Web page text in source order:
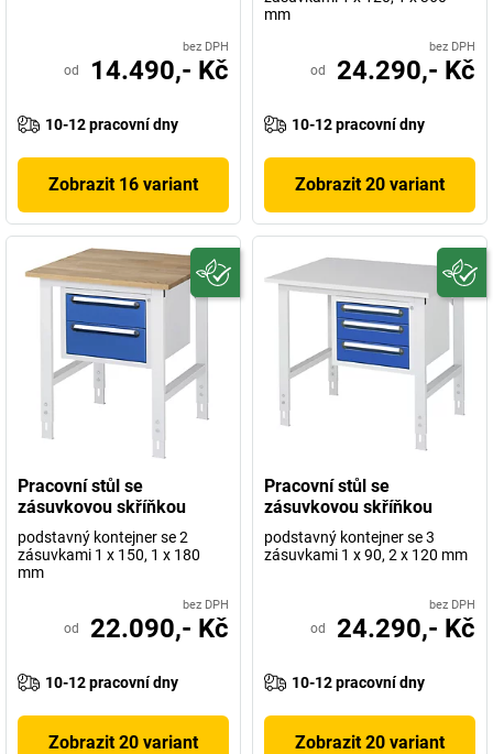
bez DPH
od 14.490,- Kč
10-12 pracovní dny
Zobrazit 16 variant
mm
bez DPH
od 24.290,- Kč
10-12 pracovní dny
Zobrazit 20 variant
Pracovní stůl se
zásuvkovou skříňkou
podstavný kontejner se 2
zásuvkami 1 x 150, 1 x 180
mm
bez DPH
od 22.090,- Kč
10-12 pracovní dny
Zobrazit 20 variant
Pracovní stůl se
zásuvkovou skříňkou
podstavný kontejner se 3
zásuvkami 1 x 90, 2 x 120 mm
bez DPH
od 24.290,- Kč
10-12 pracovní dny
Zobrazit 20 variant